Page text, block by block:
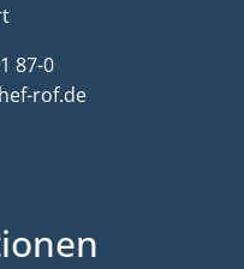
87-0
rof.de